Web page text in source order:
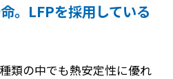
。LFPを採用している
類の中でも熱安定性に優れ